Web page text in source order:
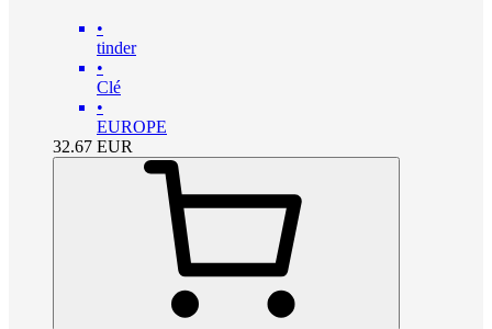
•
tinder
•
Clé
•
EUROPE
32.67 EUR